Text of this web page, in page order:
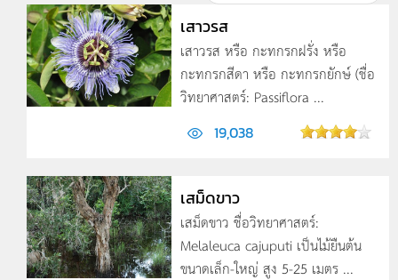
เสาวรส
เสาวรส หรือ กะทกรกฝรั่ง หรือ
กะทกรกสีดา หรือ กะทกรกยักษ์ (ชื่อ
วิทยาศาสตร์: Passiflora ...
19,038
เสม็ดขาว
เสม็ดขาว ชื่อวิทยาศาสตร์:
Melaleuca cajuputi เป็นไม้ยืนต้น
ขนาดเล็ก-ใหญ่ สูง 5-25 เมตร ...